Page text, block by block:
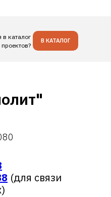
в каталог
проектов?
В КАТАЛОГ
(для связи